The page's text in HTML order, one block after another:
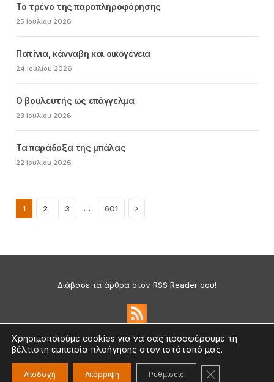
Το τρένο της παραπληροφόρησης
25 Ιουλίου 2026
Πατίνια, κάνναβη και οικογένεια
24 Ιουλίου 2026
Ο βουλευτής ως επάγγελμα
23 Ιουλίου 2026
Τα παράδοξα της μπάλας
22 Ιουλίου 2026
1 2 3 … 601 Next
Διάβασε τα άρθρα στον RSS Reader σου!
Πολιτική Απορρήτου & Cookies
©2026 medium.gr | Designed & Supported bynat.ad
Χρησιμοποιούμε cookies για να σας προσφέρουμε τη
βέλτιστη εμπειρία πλοήγησης στον ιστότοπό μας.
Αποδοχή Απόρριψη Ρυθμίσεις ΚΛΕΊΣΙΜΟ ΤΟΥ